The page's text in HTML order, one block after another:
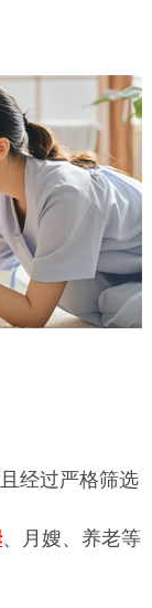
经过严格筛选
、月嫂、养老等